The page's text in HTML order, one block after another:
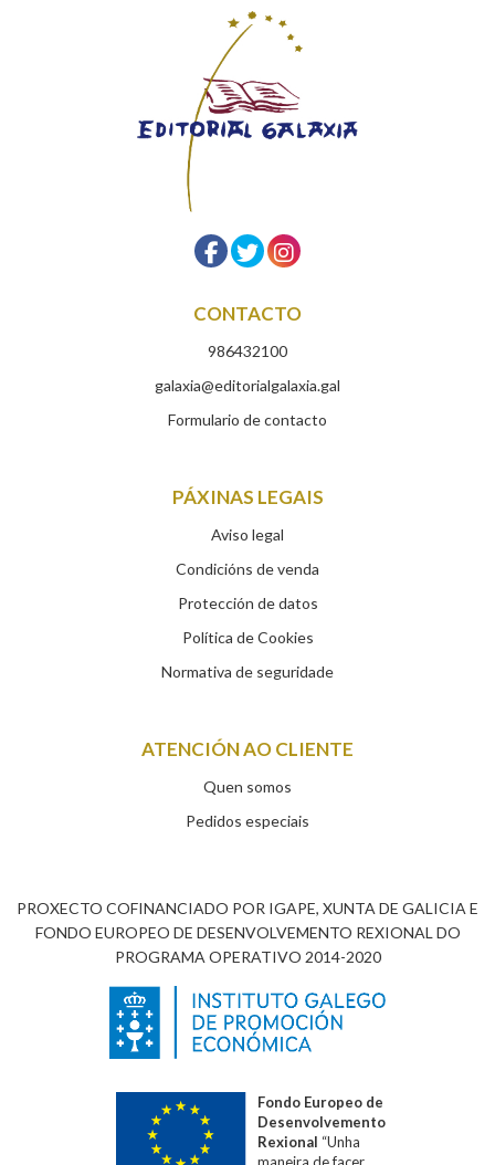
CONTACTO
986432100
galaxia@editorialgalaxia.gal
Formulario de contacto
PÁXINAS LEGAIS
Aviso legal
Condicións de venda
Protección de datos
Política de Cookies
Normativa de seguridade
ATENCIÓN AO CLIENTE
Quen somos
Pedidos especiais
PROXECTO COFINANCIADO POR IGAPE, XUNTA DE GALICIA E
FONDO EUROPEO DE DESENVOLVEMENTO REXIONAL DO
PROGRAMA OPERATIVO 2014-2020
Fondo Europeo de
Desenvolvemento
Rexional “Unha
maneira de facer